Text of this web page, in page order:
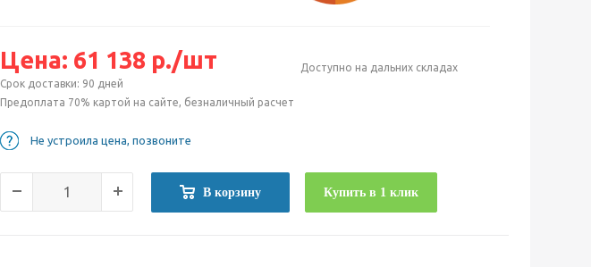
Цена: 61 138 р./шт
Доступно на дальних складах
Срок доставки: 90 дней
Предоплата 70% картой на сайте, безналичный расчет
Не устроила цена, позвоните
В корзину Купить в 1 клик